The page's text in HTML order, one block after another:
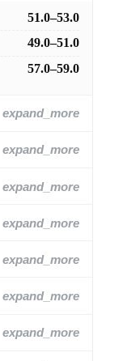
51.0–53.0
49.0–51.0
57.0–59.0
expand_more
expand_more
expand_more
expand_more
expand_more
expand_more
expand_more